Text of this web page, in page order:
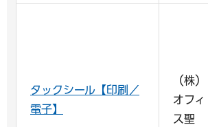
タックシール【印刷／
電子】
（株）
オフィ
ス聖